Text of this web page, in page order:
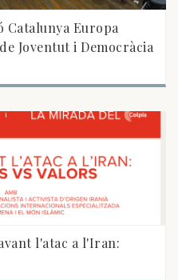
Catalunya Europa
Joventut i Democràcia
l'atac a l'Iran: